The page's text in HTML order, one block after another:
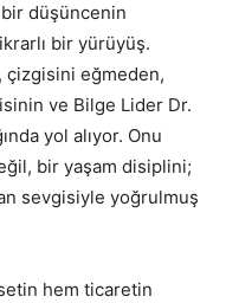
bir düşüncenin
bir yürüyüş.
çizgisini eğmeden,
ve Bilge Lider Dr.
yol alıyor. Onu
bir yaşam disiplini;
sevgisiyle yoğrulmuş
hem ticaretin